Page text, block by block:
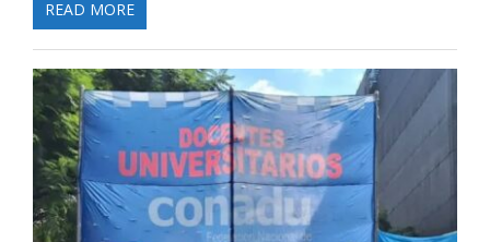
READ MORE